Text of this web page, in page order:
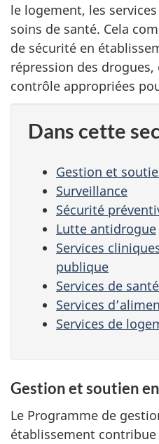
le logement, les
soins de santé. Cela
de sécurité en
répression des
contrôle appropriées
Dans cette
Gestion et
Surveillance
Sécurité
Lutte antidrogue
Services
publique
Services de
Services
Services de
Gestion et soutien
Le Programme de
établissement